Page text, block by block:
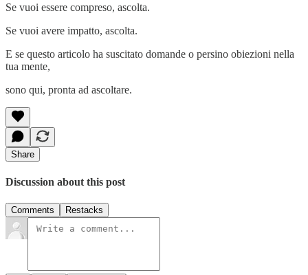
Se vuoi essere compreso, ascolta.
Se vuoi avere impatto, ascolta.
E se questo articolo ha suscitato domande o persino obiezioni nella
tua mente,
sono qui, pronta ad ascoltare.
Share
Discussion about this post
Comments Restacks